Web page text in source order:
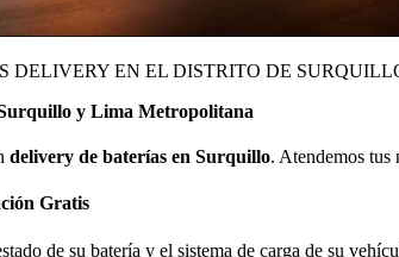
DELIVERY EN EL DISTRITO DE
y Lima Metropolitana
delivery de baterías en Surquillo. Atendemos tus
Gratis
de su batería y el sistema de carga de su